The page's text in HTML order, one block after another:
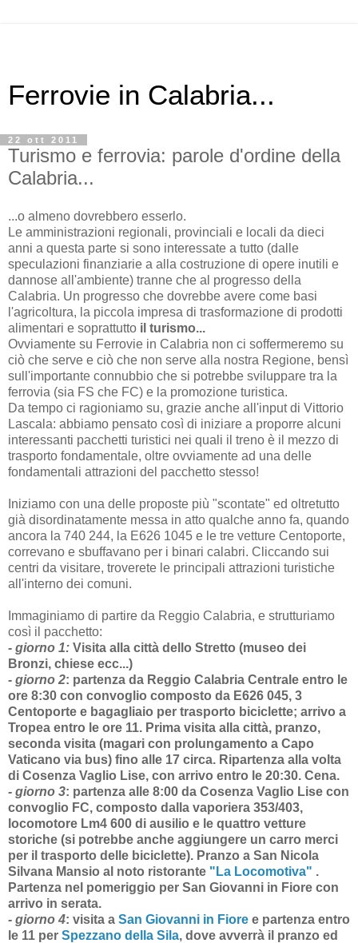
Ferrovie in Calabria...
22 ott 2011
Turismo e ferrovia: parole d'ordine della
Calabria...
...o almeno dovrebbero esserlo.
Le amministrazioni regionali, provinciali e locali da dieci
anni a questa parte si sono interessate a tutto (dalle
speculazioni finanziarie a alla costruzione di opere inutili e
dannose all'ambiente) tranne che al progresso della
Calabria. Un progresso che dovrebbe avere come basi
l'agricoltura, la piccola impresa di trasformazione di prodotti
alimentari e soprattutto il turismo...
Ovviamente su Ferrovie in Calabria non ci soffermeremo su
ciò che serve e ciò che non serve alla nostra Regione, bensì
sull'importante connubbio che si potrebbe sviluppare tra la
ferrovia (sia FS che FC) e la promozione turistica.
Da tempo ci ragioniamo su, grazie anche all'input di Vittorio
Lascala: abbiamo pensato così di iniziare a proporre alcuni
interessanti pacchetti turistici nei quali il treno è il mezzo di
trasporto fondamentale, oltre ovviamente ad una delle
fondamentali attrazioni del pacchetto stesso!
Iniziamo con una delle proposte più "scontate" ed oltretutto
già disordinatamente messa in atto qualche anno fa, quando
ancora la 740 244, la E626 1045 e le tre vetture Centoporte,
correvano e sbuffavano per i binari calabri. Cliccando sui
centri da visitare, troverete le principali attrazioni turistiche
all'interno dei comuni.
Immaginiamo di partire da Reggio Calabria, e strutturiamo
così il pacchetto:
- giorno 1: Visita alla città dello Stretto (museo dei
Bronzi, chiese ecc...)
- giorno 2: partenza da Reggio Calabria Centrale entro le
ore 8:30 con convoglio composto da E626 045, 3
Centoporte e bagagliaio per trasporto biciclette; arrivo a
Tropea entro le ore 11. Prima visita alla città, pranzo,
seconda visita (magari con prolungamento a Capo
Vaticano via bus) fino alle 17 circa. Ripartenza alla volta
di Cosenza Vaglio Lise, con arrivo entro le 20:30. Cena.
- giorno 3: partenza alle 8:00 da Cosenza Vaglio Lise con
convoglio FC, composto dalla vaporiera 353/403,
locomotore Lm4 600 di ausilio e le quattro vetture
storiche (si potrebbe anche aggiungere un carro merci
per il trasporto delle biciclette). Pranzo a San Nicola
Silvana Mansio al noto ristorante "La Locomotiva" .
Partenza nel pomeriggio per San Giovanni in Fiore con
arrivo in serata.
- giorno 4: visita a San Giovanni in Fiore e partenza entro
le 11 per Spezzano della Sila, dove avverrà il pranzo ed